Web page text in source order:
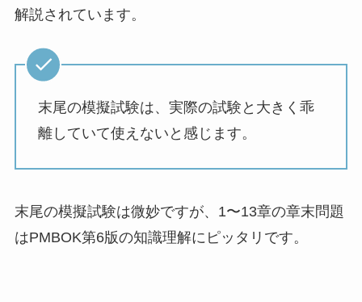
解説されています。
末尾の模擬試験は、実際の試験と大きく乖
離していて使えないと感じます。
末尾の模擬試験は微妙ですが、1〜13章の章末問題
はPMBOK第6版の知識理解にピッタリです。